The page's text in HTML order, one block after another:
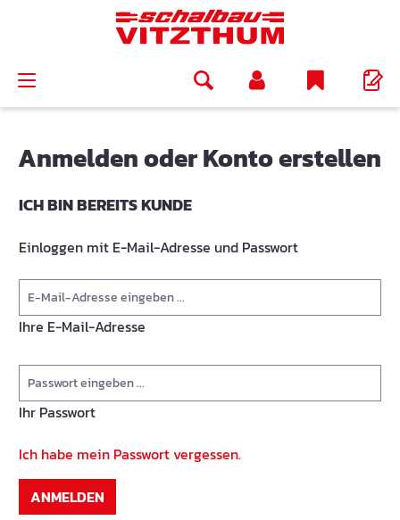
Anmelden oder Konto erstellen
ICH BIN BEREITS KUNDE
Einloggen mit E-Mail-Adresse und Passwort
Ihre E-Mail-Adresse
Ihr Passwort
Ich habe mein Passwort vergessen.
ANMELDEN